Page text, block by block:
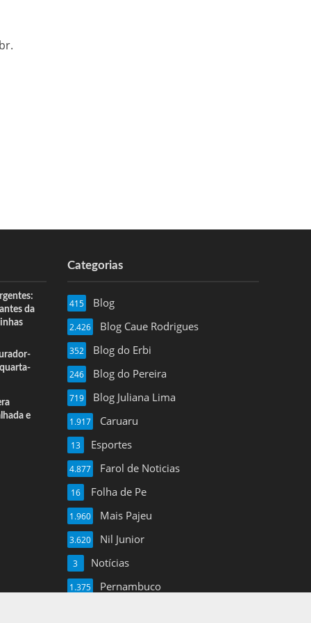
da
e
Categorias
Blog
415
Blog Caue Rodrigues
2.426
Blog do Erbi
352
Blog do Pereira
246
Blog Juliana Lima
719
Caruaru
1.917
Esportes
13
Farol de Noticias
4.877
Folha de Pe
16
Mais Pajeu
1.960
Nil Junior
3.620
Notícias
3
Pernambuco
1.375